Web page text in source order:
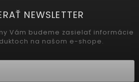
NEWSLETTER
Vám budeme zasielať informácie
na našom e-shope.